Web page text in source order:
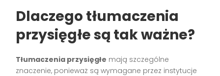
Dlaczego tłumaczenia
przysięgłe są tak ważne?
Tłumaczenia przysięgłe mają szczególne
znaczenie, ponieważ są wymagane przez instytucje